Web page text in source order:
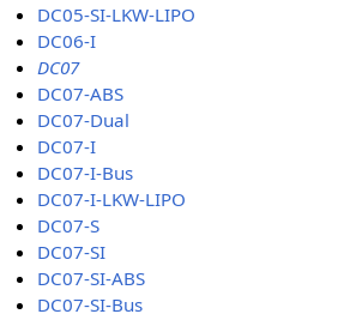
DC05-SI-LKW-LIPO
DC06-I
DC07
DC07-ABS
DC07-Dual
DC07-I
DC07-I-Bus
DC07-I-LKW-LIPO
DC07-S
DC07-SI
DC07-SI-ABS
DC07-SI-Bus